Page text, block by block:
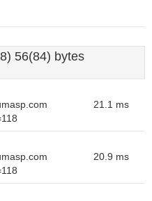
56(84) bytes
21.1 ms
20.9 ms